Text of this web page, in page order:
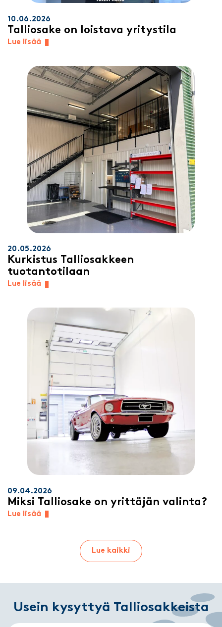
10.06.2026
Talliosake on loistava yritystila
Lue lisää
20.05.2026
Kurkistus Talliosakkeen
tuotantotilaan
Lue lisää
09.04.2026
Miksi Talliosake on yrittäjän valinta?
Lue lisää
Lue kaikki
Usein kysyttyä Talliosakkeista